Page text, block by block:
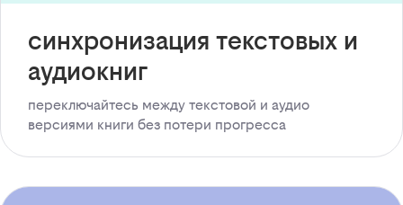
синхронизация текстовых и
аудиокниг
переключайтесь между текстовой и аудио
версиями книги без потери прогресса